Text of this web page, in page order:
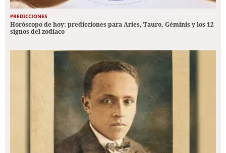
PREDICCIONES
Horóscopo de hoy: predicciones para Aries, Tauro, Géminis y los 12
signos del zodiaco